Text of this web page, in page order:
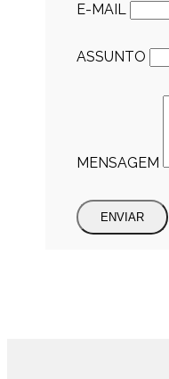
E-MAIL
ASSUNTO
MENSAGEM
ENVIAR